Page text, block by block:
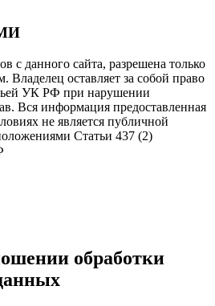
с данного сайта, разрешена только
Владелец оставляет за собой право
УК РФ при нарушении
Вся информация предоставленная
не является публичной
Статьи 437 (2)
обработки